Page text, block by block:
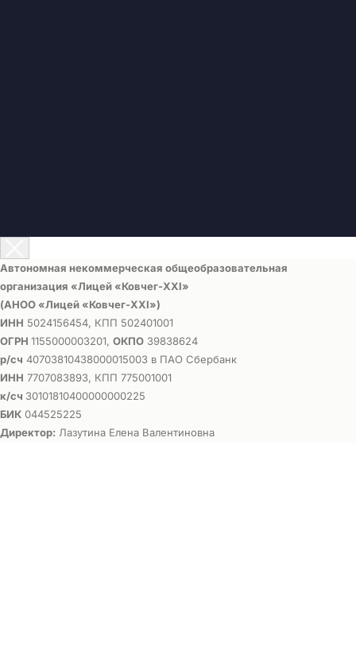
Автономная некоммерческая общеобразовательная
организация «Лицей «Ковчег-ХХI»
(АНОО «Лицей «Ковчег-ХХI»)
ИНН 5024156454, КПП 502401001
ОГРН 1155000003201, ОКПО 39838624
р/сч 40703810438000015003 в ПАО Сбербанк
ИНН 7707083893, КПП 775001001
к/сч 30101810400000000225
БИК 044525225
Директор: Лазутина Елена Валентиновна